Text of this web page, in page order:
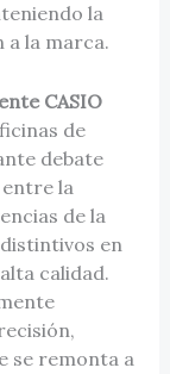
la
a la marca.
CASIO
de
debate
la
de la
en
calidad.
se remonta a